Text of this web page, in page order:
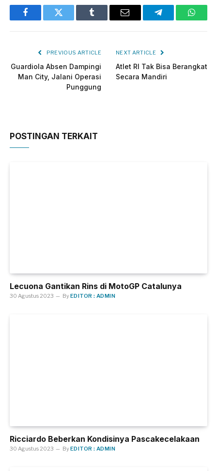
FacebookTwitter Tumblr Email Telegram
PREVIOUS ARTICLE
Guardiola Absen Dampingi
Man City, Jalani Operasi
Punggung
NEXT ARTICLE
Atlet RI Tak Bisa Berangkat
Secara Mandiri
POSTINGAN TERKAIT
Lecuona Gantikan Rins di MotoGP Catalunya
30 Agustus 2023 ByEDITOR : ADMIN
Ricciardo Beberkan Kondisinya Pascakecelakaan
30 Agustus 2023 ByEDITOR : ADMIN